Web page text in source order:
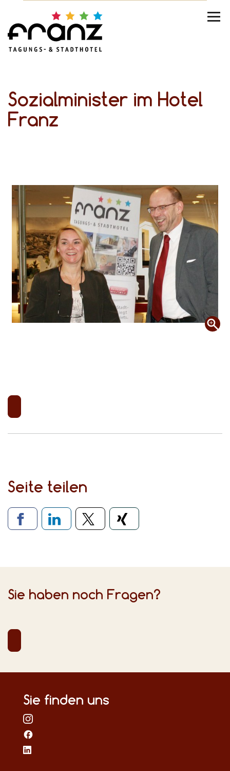
Sozialminister im Hotel
Franz
Seite teilen
Verlinkung zu sozialen Medien
Sie haben noch Fragen?
Sie finden uns